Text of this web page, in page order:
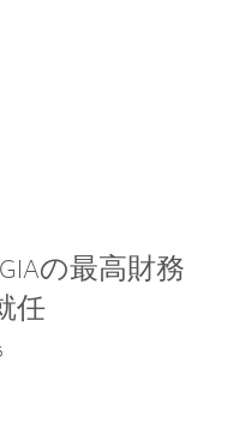
の最高財務
任